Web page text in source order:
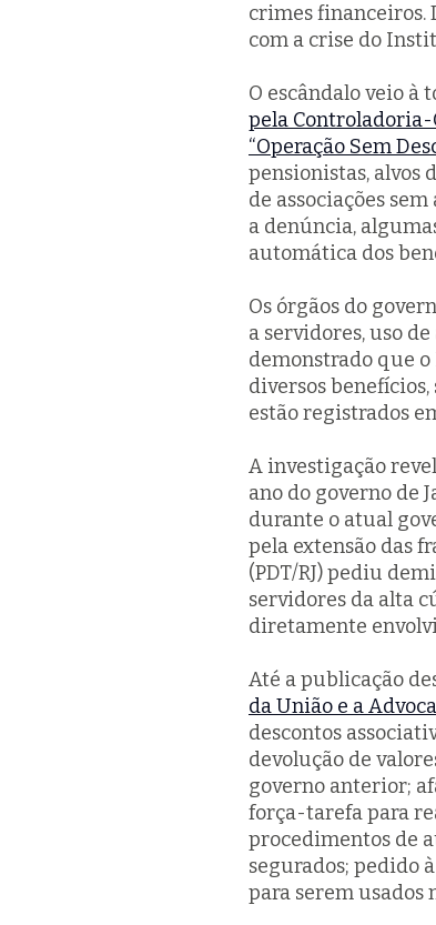
crimes financeiros.
com a crise do
O escândalo veio à
pela Controladoria-
“Operação Sem
pensionistas, alvos
de associações
a denúncia,
automática dos
Os órgãos do
a servidores, uso
demonstrado que
diversos
estão registrados
A investigação
ano do governo de
durante o atual
pela extensão das
(PDT/RJ) pediu
servidores da alta
diretamente
Até a publicação
da União e a
descontos
devolução de
governo anterior;
força-tarefa para
procedimentos de
segurados; pedido
para serem usados